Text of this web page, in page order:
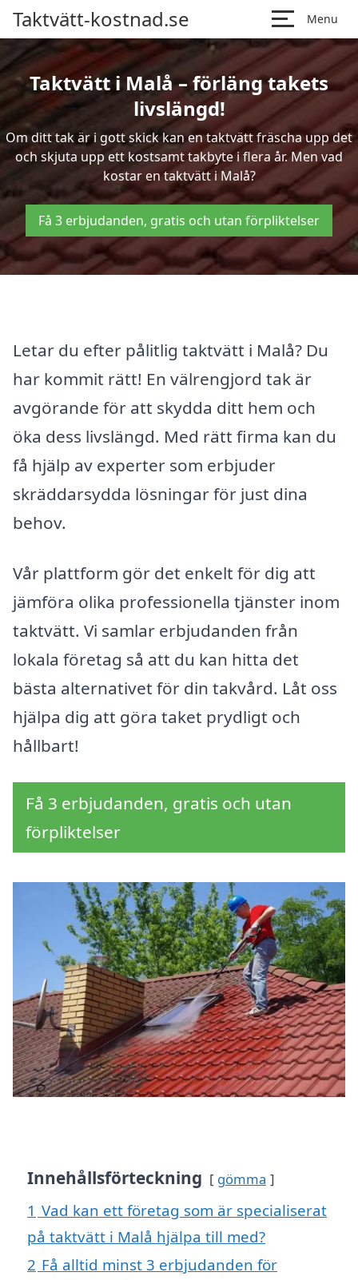
Taktvätt-kostnad.se Menu
Taktvätt i Malå – förläng takets
livslängd!
Om ditt tak är i gott skick kan en taktvätt fräscha upp det
och skjuta upp ett kostsamt takbyte i flera år. Men vad
kostar en taktvätt i Malå?
Få 3 erbjudanden, gratis och utan förpliktelser
Letar du efter pålitlig taktvätt i Malå? Du
har kommit rätt! En välrengjord tak är
avgörande för att skydda ditt hem och
öka dess livslängd. Med rätt firma kan du
få hjälp av experter som erbjuder
skräddarsydda lösningar för just dina
behov.
Vår plattform gör det enkelt för dig att
jämföra olika professionella tjänster inom
taktvätt. Vi samlar erbjudanden från
lokala företag så att du kan hitta det
bästa alternativet för din takvård. Låt oss
hjälpa dig att göra taket prydligt och
hållbart!
Få 3 erbjudanden, gratis och utan
förpliktelser
Innehållsförteckning gömma
1 Vad kan ett företag som är specialiserat
på taktvätt i Malå hjälpa till med?
2 Få alltid minst 3 erbjudanden för